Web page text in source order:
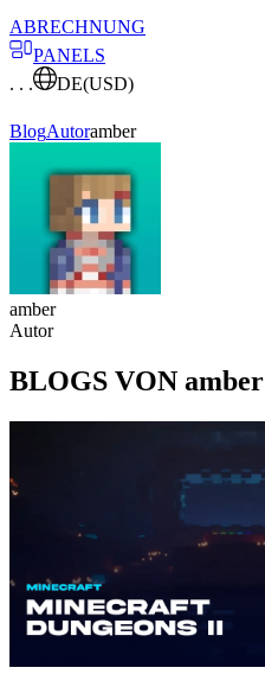
ABRECHNUNG
PANELS
. . .
DE(USD)
BlogAutoramber
amber
Autor
BLOGS VON amber